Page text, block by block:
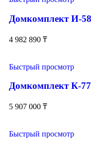
Домкомплект И-58
4 982 890 ₸
Быстрый просмотр
Домкомплект К-77
5 907 000 ₸
Быстрый просмотр